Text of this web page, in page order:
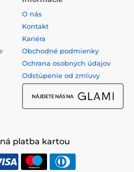
O nás
Kontakt
Kariéra
Obchodné podmienky
Ochrana osobných údajov
Odstúpenie od zmluvy
platba kartou